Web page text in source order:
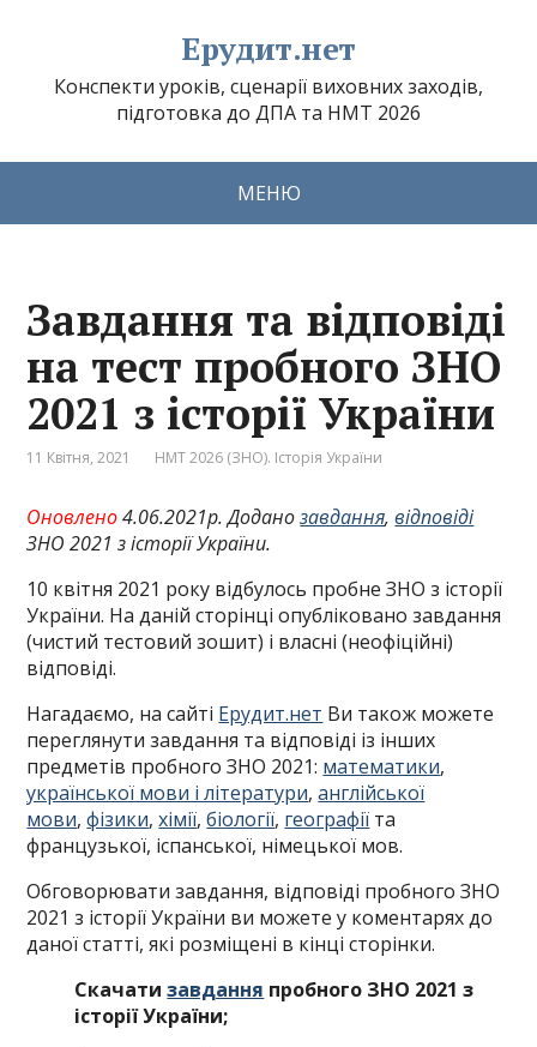
Ерудит.нет
Конспекти уроків, сценарії виховних заходів,
підготовка до ДПА та НМТ 2026
МЕНЮ
Завдання та відповіді
на тест пробного ЗНО
2021 з історії України
11 Квітня, 2021 НМТ 2026 (ЗНО). Історія України
Оновлено4.06.2021р. Доданозавдання,відповіді
ЗНО 2021 з історії України.
10 квітня 2021 року відбулось пробне ЗНО з історії
України. На даній сторінці опубліковано завдання
(чистий тестовий зошит) і власні (неофіційні)
відповіді.
Нагадаємо, на сайті Ерудит.нет Ви також можете
переглянути завдання та відповіді із інших
предметів пробного ЗНО 2021: математики,
української мови і літератури,англійської
мови,фізики,хімії,біології, географії та
французької, іспанської, німецької мов.
Обговорювати завдання, відповіді пробного ЗНО
2021 з історії України ви можете у коментарях до
даної статті, які розміщені в кінці сторінки.
Скачатизавдання пробного ЗНО 2021 з
історії України;